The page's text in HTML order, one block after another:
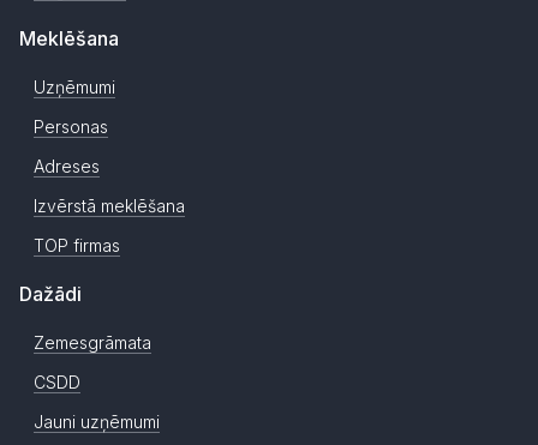
Meklēšana
Uzņēmumi
Personas
Adreses
Izvērstā meklēšana
TOP firmas
Dažādi
Zemesgrāmata
CSDD
Jauni uzņēmumi